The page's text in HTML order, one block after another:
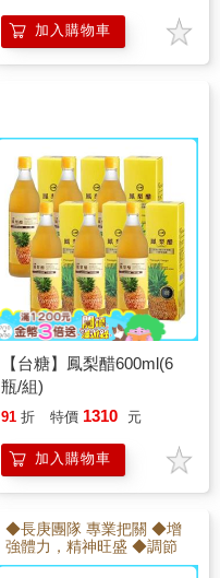
加入購物車
【台糖】鳳梨醋600ml(6
瓶/組)
91 折 特價 1310 元
加入購物車
◆長庚團隊 專業把關 ◆增
強體力，精神旺盛 ◆調節
生理機能，滋補強身